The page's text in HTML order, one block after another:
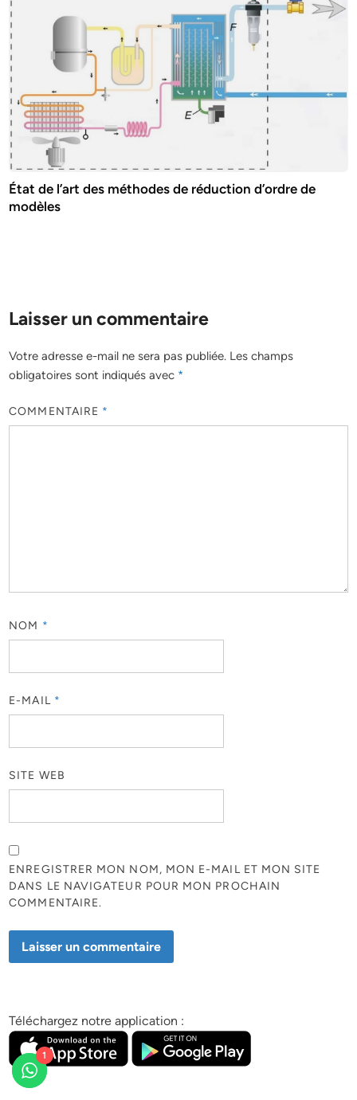
État de l’art des méthodes de réduction d’ordre de
modèles
Laisser un commentaire
Votre adresse e-mail ne sera pas publiée. Les champs
obligatoires sont indiqués avec *
COMMENTAIRE *
NOM *
E-MAIL *
SITE WEB
ENREGISTRER MON NOM, MON E-MAIL ET MON SITE
DANS LE NAVIGATEUR POUR MON PROCHAIN
COMMENTAIRE.
Téléchargez notre application :
1